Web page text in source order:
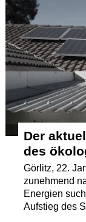
Sport
Termine
Kostenlos
Der
des
Görlitz, 22.
zunehmend
Energien
Aufstieg des